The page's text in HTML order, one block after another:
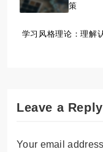
策
学习风格理论：理解
Leave a Reply
Your email